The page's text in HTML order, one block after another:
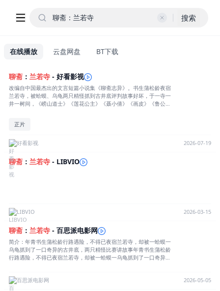
搜索
在线播放 云盘网盘 BT下载
聊斋 ： 兰若寺 - 好看影视
改编自中国最杰出的文言短篇小说集《聊斋志异》。书生蒲松龄夜宿
兰若寺，被蛤蟆、乌龟两只精怪抓到古井底评判故事好坏，于一寺一
井一树间，《崂山道士》《莲花公主》《聂小倩》《画皮》《鲁公
正片
好看影视 2026-07-19
聊斋 ： 兰若寺 - LIBVIO
LIBVIO 2026-03-15
聊斋 ： 兰若寺 - 百思派电影网
简介：年青书生蒲松龄行路遇险，不得已夜宿兰若寺，却被一蛤蟆一
乌龟抓到了一口奇异的古井底，两只精怪比赛讲故事年青书生蒲松龄
行路遇险，不得已夜宿兰若寺，却被一蛤蟆一乌龟抓到了一口奇异的
百思派电影网
2026-05-05